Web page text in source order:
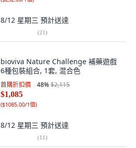
8/12 星期三 預計送達
(21)
bioviva Nature Challenge 補藥遊戲
6種包裝組合, 1套, 混合色
首購折扣價 48%$2,115
$1,085
($1085.00/1個)
8/12 星期三 預計送達
(11)